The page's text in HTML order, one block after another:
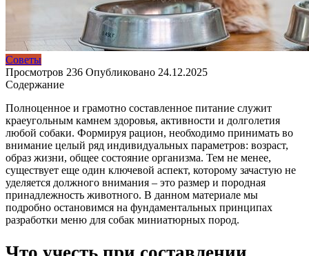
Советы
Просмотров 236 Опубликовано 24.12.2025
Содержание
Полноценное и грамотно составленное питание служит
краеугольным камнем здоровья, активности и долголетия
любой собаки. Формируя рацион, необходимо принимать во
внимание целый ряд индивидуальных параметров: возраст,
образ жизни, общее состояние организма. Тем не менее,
существует еще один ключевой аспект, которому зачастую не
уделяется должного внимания – это размер и породная
принадлежность животного. В данном материале мы
подробно остановимся на фундаментальных принципах
разработки меню для собак миниатюрных пород.